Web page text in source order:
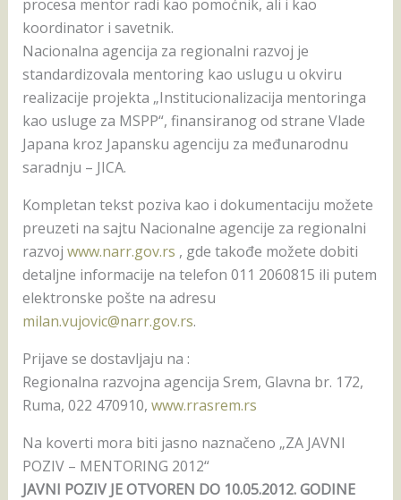
procesa mentor radi kao pomoćnik, ali i kao
koordinator i savetnik.
Nacionalna agencija za regionalni razvoj je
standardizovala mentoring kao uslugu u okviru
realizacije projekta „Institucionalizacija mentoringa
kao usluge za MSPP“, finansiranog od strane Vlade
Japana kroz Japansku agenciju za međunarodnu
saradnju – JICA.
Kompletan tekst poziva kao i dokumentaciju možete
preuzeti na sajtu Nacionalne agencije za regionalni
razvoj www.narr.gov.rs , gde takođe možete dobiti
detaljne informacije na telefon 011 2060815 ili putem
elektronske pošte na adresu
milan.vujovic@narr.gov.rs.
Prijave se dostavljaju na :
Regionalna razvojna agencija Srem, Glavna br. 172,
Ruma, 022 470910, www.rrasrem.rs
Na koverti mora biti jasno naznačeno „ZA JAVNI
POZIV – MENTORING 2012“
JAVNI POZIV JE OTVOREN DO 10.05.2012. GODINE